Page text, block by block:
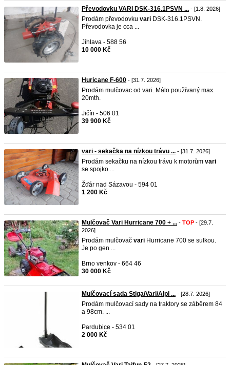
Převodovku VARI DSK-316.1PSVN ... - [1.8. 2026]
Prodám převodovku vari DSK-316.1PSVN.
Převodovka je cca ...
Jihlava - 588 56
10 000 Kč
Huricane F-600 - [31.7. 2026]
Prodám mulčovac od vari. Málo používaný max.
20mth.
Jičín - 506 01
39 900 Kč
vari - sekačka na nízkou trávu ... - [31.7. 2026]
Prodám sekačku na nízkou trávu k motorům vari
se spojko ...
Žďár nad Sázavou - 594 01
1 200 Kč
Mulčovač Vari Hurricane 700 + ... - TOP - [29.7.
2026]
Prodám mulčovač vari Hurricane 700 se sulkou.
Je po gen ...
Brno venkov - 664 46
30 000 Kč
Mulčovací sada Stiga/Vari/Alpi ... - [28.7. 2026]
Prodám mulčovací sady na traktory se záběrem 84
a 98cm. ...
Pardubice - 534 01
2 000 Kč